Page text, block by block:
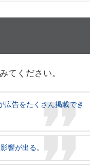
てください。
広告をたくさん掲載でき
響が出る。